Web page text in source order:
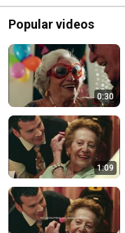
Popular videos
0:30
1:09